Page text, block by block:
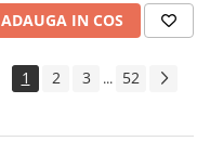
ADAUGA IN COS
1 2 3 ... 52